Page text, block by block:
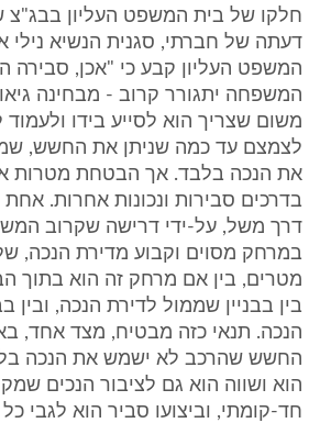
חלקו של בית המשפט העליון בבג"צ
המשפט העליון קבע כי "אכן, סבירה
המשפחה יתגורר קרוב - מבחינה
משום שצריך הוא לסייע בידו ולעמוד
לצמצם עד כמה שניתן את החשש,
את הנכה בלבד. אך הבטחת מטרות
בדרכים סבירות ונכונות אחרות.
דרך משל, על-ידי דרישה שקרוב
במרחק מסוים וקבוע מדירת הנכה,
מטרים, בין אם מרחק זה הוא בתוך
בין בבניין שממול לדירת הנכה, ובין
הנכה. תנאי כזה מבטיח, מצד אחד,
החשש שהרכב לא ישמש את הנכה
הוא ושווה הוא גם לציבור הנכים
חד-קומתי, וביצועו סביר הוא לגבי